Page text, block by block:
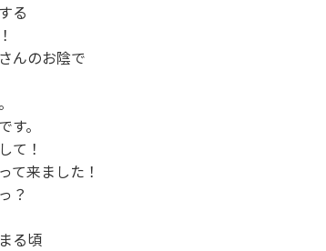
る
んのお陰で
。
て！
て来ました！
？
る頃